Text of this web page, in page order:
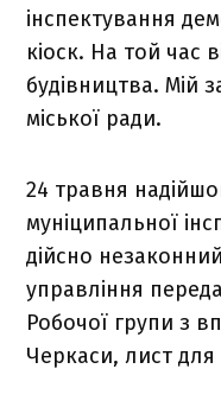
інспектування
кіоск. На той час
будівництва. Мій
міської ради.
24 травня
муніципальної
дійсно
управління
Робочої групи з
Черкаси, лист